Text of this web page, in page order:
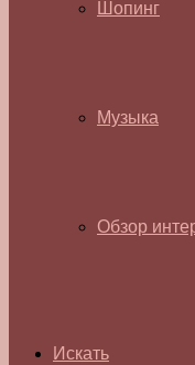
Шопинг
Музыка
Обзор
Искать